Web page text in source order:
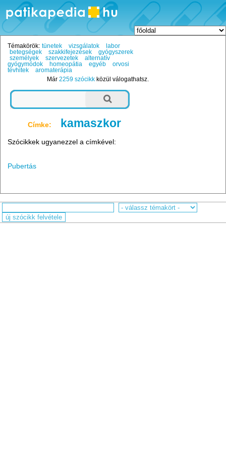
Témakörök: tünetek vizsgálatok
labor
betegségek
szakkifejezések
gyógyszerek
személyek
szervezetek
alternatív
gyógymódok
homeopátia egyéb
orvosi
tévhitek
aromaterápia
Már2259 szócikk közül válogathatsz.
Címke: kamaszkor
Szócikkek ugyanezzel a címkével:
Pubertás